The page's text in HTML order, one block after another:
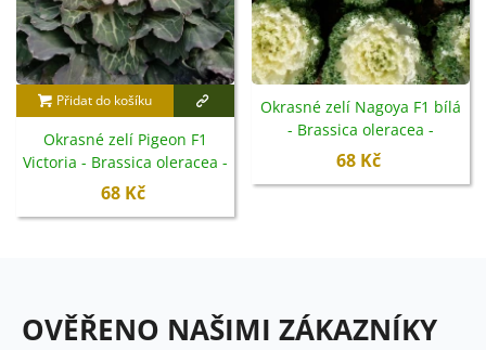
Přidat do košíku
Okrasné zelí Pigeon F1
Victoria - Brassica oleracea -
semena - 20 ks
68 Kč
Okrasné zelí Nagoya F1 bílá
- Brassica oleracea -
semena - 20 ks
68 Kč
OVĚŘENO NAŠIMI ZÁKAZNÍKY